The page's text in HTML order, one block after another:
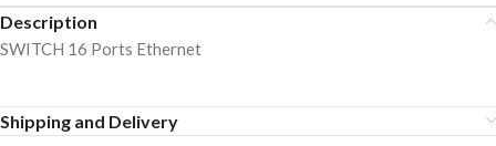
Description
SWITCH 16 Ports Ethernet
Shipping and Delivery